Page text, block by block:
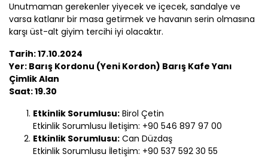
Unutmaman gerekenler yiyecek ve içecek, sandalye ve
varsa katlanır bir masa getirmek ve havanın serin olmasına
karşı üst-alt giyim tercihi iyi olacaktır.
Tarih: 17.10.2024
Yer: Barış Kordonu (Yeni Kordon) Barış Kafe Yanı
Çimlik Alan
Saat: 19.30
Etkinlik Sorumlusu: Birol Çetin
Etkinlik Sorumlusu İletişim: +90 546 897 97 00
Etkinlik Sorumlusu: Can Düzdaş
Etkinlik Sorumlusu İletişim: +90 537 592 30 55